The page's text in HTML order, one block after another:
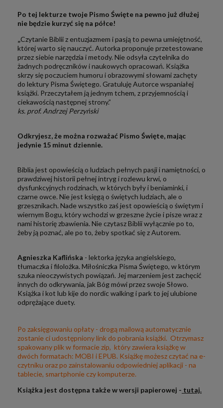
Po tej lekturze twoje Pismo Święte na pewno już dłużej
nie będzie kurzyć się na półce!
„Czytanie Biblii z entuzjazmem i pasją to pewna umiejętność,
której warto się nauczyć. Autorka proponuje przetestowane
przez siebie narzędzia i metody. Nie odsyła czytelnika do
żadnych podręczników i naukowych opracowań. Książka
skrzy się poczuciem humoru i obrazowymi słowami zachęty
do lektury Pisma Świętego. Gratuluję Autorce wspaniałej
książki. Przeczytałem ją jednym tchem, z przyjemnością i
ciekawością następnej strony.”
ks. prof. Andrzej Perzyński
Odkryjesz, że można rozważać Pismo Święte, mając
jedynie 15 minut dziennie.
Biblia jest opowieścią o ludziach pełnych pasji i namiętności, o
prawdziwej historii pełnej intryg i rozlewu krwi, o
dysfunkcyjnych rodzinach, w których były i beniaminki, i
czarne owce. Nie jest księgą o świętych ludziach, ale o
grzesznikach. Nade wszystko zaś jest opowieścią o świętym i
wiernym Bogu, który wchodzi w grzeszne życie i pisze wraz z
nami historię zbawienia. Nie czytasz Biblii wyłącznie po to,
żeby ją poznać, ale po to, żeby spotkać się z Autorem.
Agnieszka Kaflińska - lektorka języka angielskiego,
tłumaczka i filolożka. Miłośniczka Pisma Świętego, w którym
szuka nieoczywistych powiązań. Jej marzeniem jest zachęcić
innych do odkrywania, jak Bóg mówi przez swoje Słowo.
Książka i kot lub kije do nordic walking i park to jej ulubione
odprężające duety.
Po zaksięgowaniu opłaty - drogą mailową automatycznie
zostanie ci udostępniony link do pobrania książki. Otrzymasz
spakowany plik w formacie zip, który zawiera książkę w
dwóch formatach: MOBI i EPUB. Książkę możesz czytać na e-
czytniku oraz po zainstalowaniu odpowiedniej aplikacji - na
tablecie, smartphonie czy komputerze.
Książka jest dostępna także w wersji papierowej - tutaj.